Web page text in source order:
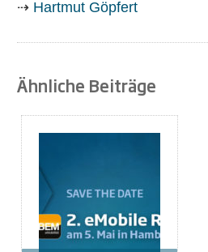
⇢ Hartmut Göpfert
Ähnliche Beiträge